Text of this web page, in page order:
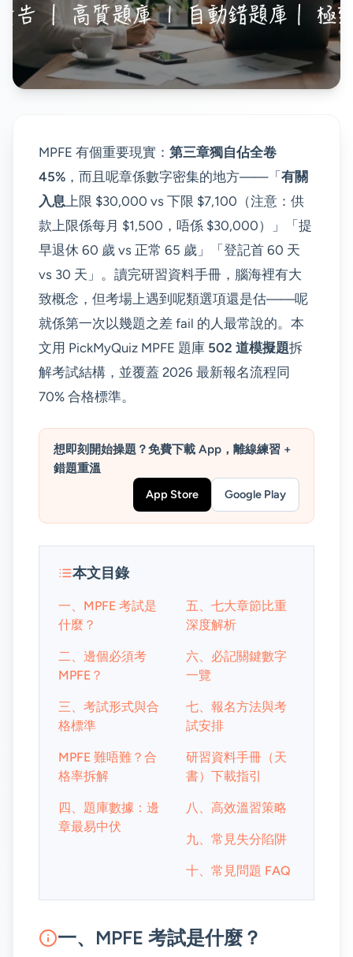
MPFE 有個重要現實： 第三章獨自佔全卷
45% ，而且呢章係數字密集的地方——「 有關
入息上限 $30,000 vs 下限 $7,100（注意：供
款上限係每月 $1,500，唔係 $30,000）」「提
早退休 60 歲 vs 正常 65 歲」「登記首 60 天
vs 30 天」。讀完研習資料手冊，腦海裡有大
致概念，但考場上遇到呢類選項還是估——呢
就係第一次以幾題之差 fail 的人最常說的。本
文用 PickMyQuiz MPFE 題庫 502 道模擬題拆
解考試結構，並覆蓋 2026 最新報名流程同
70% 合格標準。
想即刻開始操題？免費下載 App，離線練習 +
錯題重溫
App Store
Google Play
本文目錄
一、MPFE 考試是
什麼？
二、邊個必須考
MPFE？
三、考試形式與合
格標準
MPFE 難唔難？合
格率拆解
四、題庫數據：邊
章最易中伏
五、七大章節比重
深度解析
六、必記關鍵數字
一覽
七、報名方法與考
試安排
研習資料手冊（天
書）下載指引
八、高效溫習策略
九、常見失分陷阱
十、常見問題 FAQ
一、MPFE 考試是什麼？